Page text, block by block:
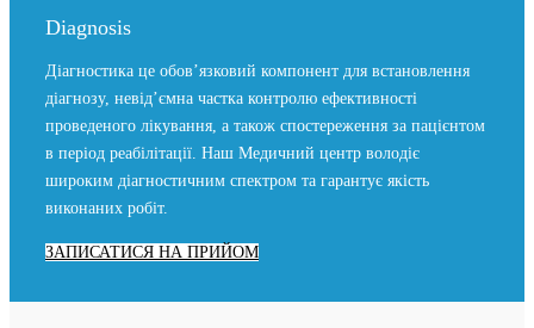
Diagnosis
Діагностика це обов’язковий компонент для встановлення
діагнозу, невід’ємна частка контролю ефективності
проведеного лікування, а також спостереження за пацієнтом
в період реабілітації. Наш Медичний центр володіє
широким діагностичним спектром та гарантує якість
виконаних робіт.
ЗАПИСАТИСЯ НА ПРИЙОМ